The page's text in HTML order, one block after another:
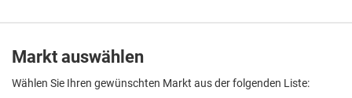
Markt auswählen
Wählen Sie Ihren gewünschten Markt aus der folgenden Liste: